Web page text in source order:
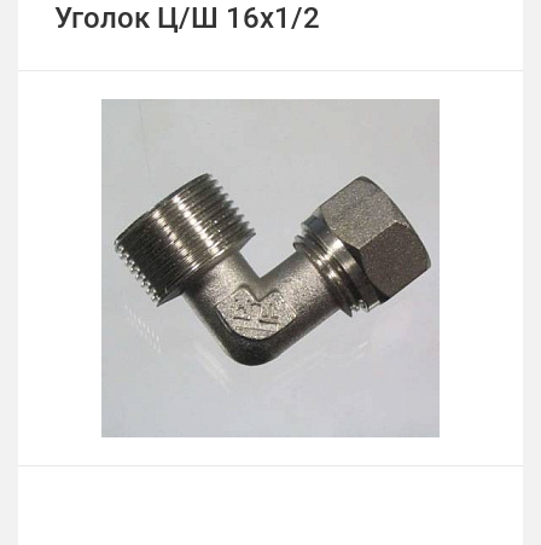
Уголок Ц/Ш 16х1/2